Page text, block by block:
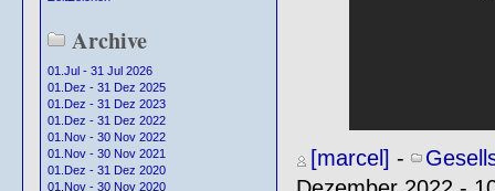
Archive
01.Jul - 31 Jul 2026
01.Dez - 31 Dez 2025
01.Dez - 31 Dez 2023
01.Dez - 31 Dez 2022
01.Nov - 30 Nov 2022
01.Nov - 30 Nov 2021
01.Dez - 31 Dez 2020
01.Nov - 30 Nov 2020
[marcel] -